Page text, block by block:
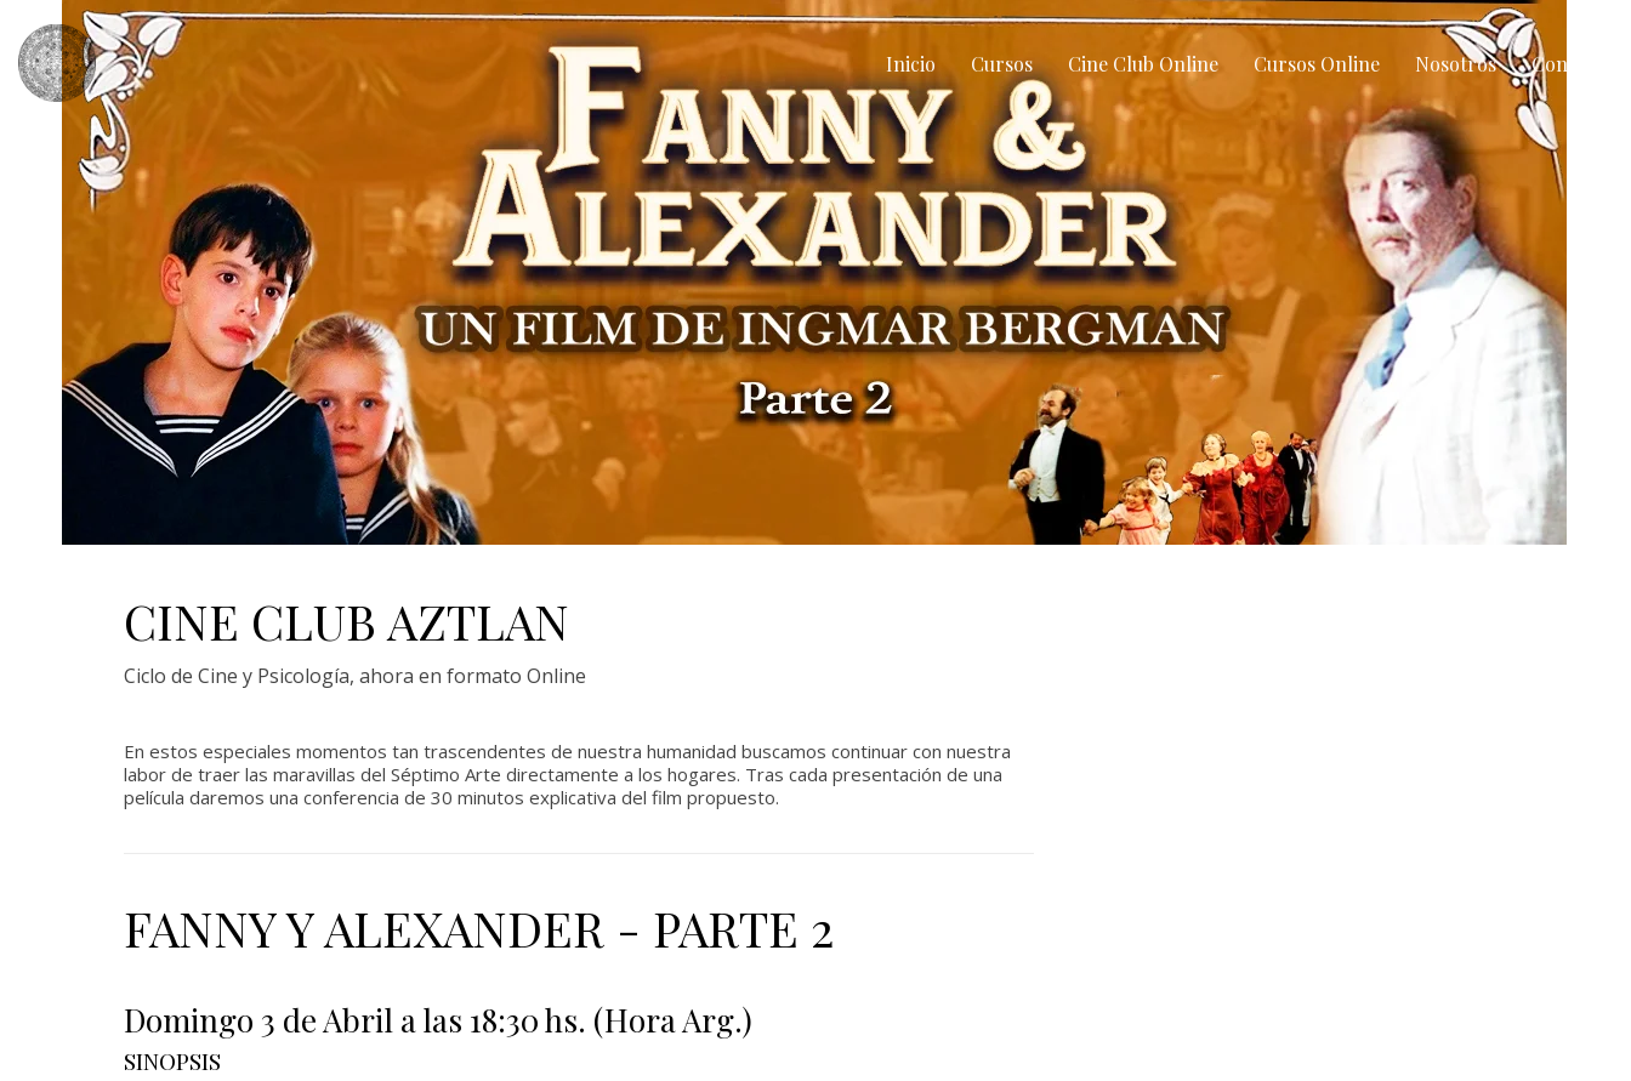
Inicio Cursos Cine Club Online Cursos Online Nosotros Contacto
CINE CLUB AZTLAN
Ciclo de Cine y Psicología, ahora en formato Online
En estos especiales momentos tan trascendentes de nuestra humanidad buscamos continuar con nuestra
labor de traer las maravillas del Séptimo Arte directamente a los hogares. Tras cada presentación de una
película daremos una conferencia de 30 minutos explicativa del film propuesto.
FANNY Y ALEXANDER - PARTE 2
Domingo 3 de Abril a las 18:30 hs. (Hora Arg.)
SINOPSIS